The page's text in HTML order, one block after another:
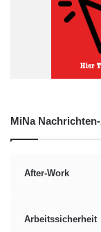
MiNa
After-Work
Arbeitssicherheit